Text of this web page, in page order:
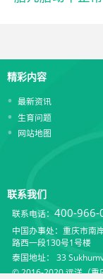
精彩内容
最新资讯
生育问题
网站地图
联系我们
联系电话： 400-966-
中国办事处：重庆市南
路西一段130号1号楼
泰国地址： 33
© 2016-2020 远洋（重